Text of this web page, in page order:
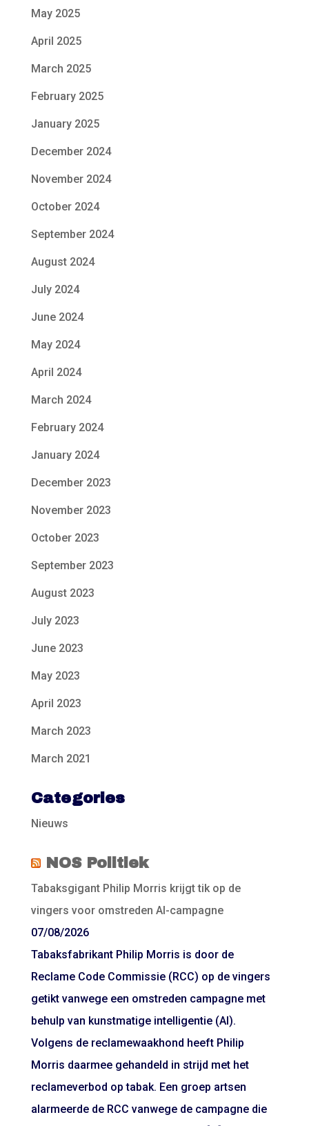
May 2025
April 2025
March 2025
February 2025
January 2025
December 2024
November 2024
October 2024
September 2024
August 2024
July 2024
June 2024
May 2024
April 2024
March 2024
February 2024
January 2024
December 2023
November 2023
October 2023
September 2023
August 2023
July 2023
June 2023
May 2023
April 2023
March 2023
March 2021
Categories
Nieuws
NOS Politiek
Tabaksgigant Philip Morris krijgt tik op de
vingers voor omstreden AI-campagne
07/08/2026
Tabaksfabrikant Philip Morris is door de
Reclame Code Commissie (RCC) op de vingers
getikt vanwege een omstreden campagne met
behulp van kunstmatige intelligentie (AI).
Volgens de reclamewaakhond heeft Philip
Morris daarmee gehandeld in strijd met het
reclameverbod op tabak. Een groep artsen
alarmeerde de RCC vanwege de campagne die